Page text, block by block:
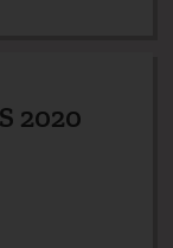
2020